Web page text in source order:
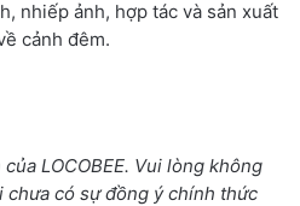
, nhiếp ảnh, hợp tác và sản xuất
cảnh đêm.
LOCOBEE. Vui lòng không
chưa có sự đồng ý chính thức